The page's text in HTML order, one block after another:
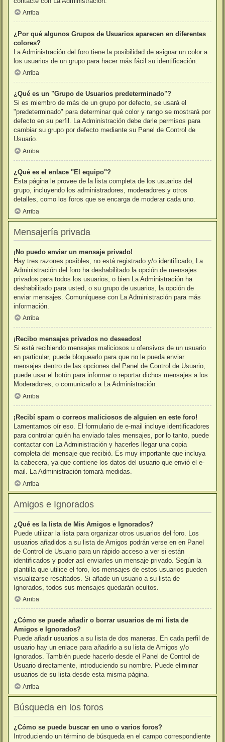
Arriba
¿Por qué algunos Grupos de Usuarios aparecen en diferentes
colores?
La Administración del foro tiene la posibilidad de asignar un color a
los usuarios de un grupo para hacer más fácil su identificación.
Arriba
¿Qué es un "Grupo de Usuarios predeterminado"?
Si es miembro de más de un grupo por defecto, se usará el
"predeterminado" para determinar qué color y rango se mostrará por
defecto en su perfil. La Administración debe darle permisos para
cambiar su grupo por defecto mediante su Panel de Control de
Usuario.
Arriba
¿Qué es el enlace "El equipo"?
Esta página le provee de la lista completa de los usuarios del
grupo, incluyendo los administradores, moderadores y otros
detalles, como los foros que se encarga de moderar cada uno.
Arriba
Mensajería privada
¡No puedo enviar un mensaje privado!
Hay tres razones posibles; no está registrado y/o identificado, La
Administración del foro ha deshabilitado la opción de mensajes
privados para todos los usuarios, o bien La Administración ha
deshabilitado para usted, o su grupo de usuarios, la opción de
enviar mensajes. Comuníquese con La Administración para más
información.
Arriba
¡Recibo mensajes privados no deseados!
Si está recibiendo mensajes maliciosos u ofensivos de un usuario
en particular, puede bloquearlo para que no le pueda enviar
mensajes dentro de las opciones del Panel de Control de Usuario,
puede usar el botón para informar o reportar dichos mensajes a los
Moderadores, o comunicarlo a La Administración.
Arriba
¡Recibí spam o correos maliciosos de alguien en este foro!
Lamentamos oír eso. El formulario de e-mail incluye identificadores
para controlar quién ha enviado tales mensajes, por lo tanto, puede
contactar con La Administración y hacerles llegar una copia
completa del mensaje que recibió. Es muy importante que incluya
la cabecera, ya que contiene los datos del usuario que envió el e-
mail. La Administración tomará medidas.
Arriba
Amigos e Ignorados
¿Qué es la lista de Mis Amigos e Ignorados?
Puede utilizar la lista para organizar otros usuarios del foro. Los
usuarios añadidos a su lista de Amigos podrán verse en en Panel
de Control de Usuario para un rápido acceso a ver si están
identificados y poder así enviarles un mensaje privado. Según la
plantilla que utilice el foro, los mensajes de estos usuarios pueden
visualizarse resaltados. Si añade un usuario a su lista de
Ignorados, todos sus mensajes quedarán ocultos.
Arriba
¿Cómo se puede añadir o borrar usuarios de mi lista de
Amigos e Ignorados?
Puede añadir usuarios a su lista de dos maneras. En cada perfil de
usuario hay un enlace para añadirlo a su lista de Amigos y/o
Ignorados. También puede hacerlo desde el Panel de Control de
Usuario directamente, introduciendo su nombre. Puede eliminar
usuarios de su lista desde esta misma página.
Arriba
Búsqueda en los foros
¿Cómo se puede buscar en uno o varios foros?
Introduciendo un término de búsqueda en el campo correspondiente